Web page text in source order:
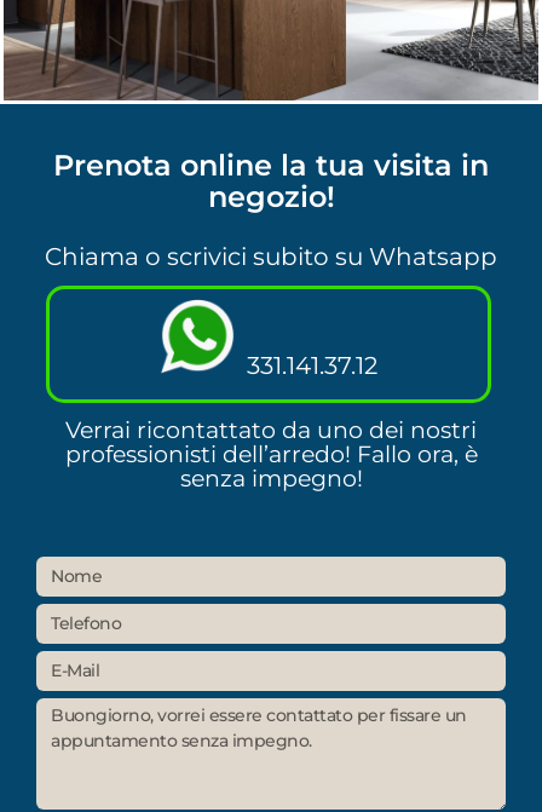
Prenota online la tua visita in
negozio!
Chiama o scrivici subito su Whatsapp
331.141.37.12
Verrai ricontattato da uno dei nostri
professionisti dell’arredo! Fallo ora, è
senza impegno!